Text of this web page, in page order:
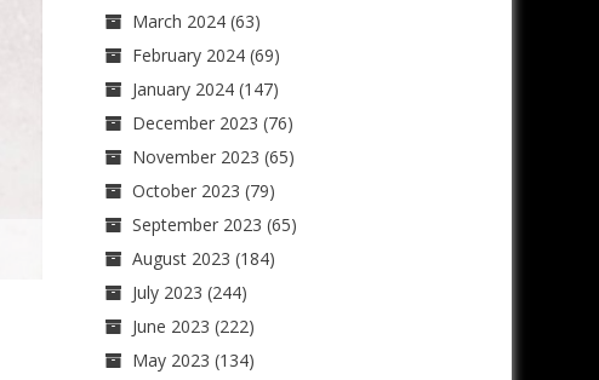
March 2024(63)
February 2024(69)
January 2024(147)
December 2023 (76)
November 2023 (65)
October 2023 (79)
September 2023 (65)
August 2023 (184)
July 2023 (244)
June 2023 (222)
May 2023 (134)